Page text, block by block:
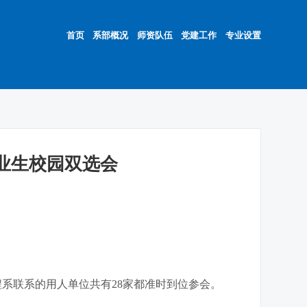
专业设置
党建工作
师资队伍
系部概况
首页
生校园双选会
联系的用人单位共有28家都准时到位参会。